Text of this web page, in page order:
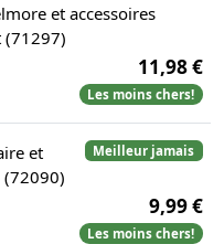
et accessoires
(71297)
11,98 €
Les moins chers!
Meilleur jamais
et
9,99 €
Les moins chers!